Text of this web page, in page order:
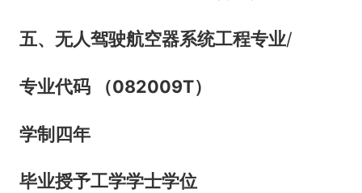
五、无人驾驶航空器系统工程专业/
专业代码 （082009T）
学制四年
毕业授予工学学士学位